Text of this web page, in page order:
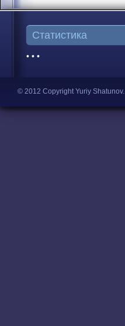
Статистика
• • •
© 2012 Copyright Yuriy Shatunov.